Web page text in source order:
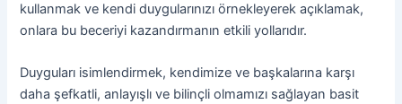
kullanmak ve kendi duygularınızı örnekleyerek açıklamak,
onlara bu beceriyi kazandırmanın etkili yollarıdır.
Duyguları isimlendirmek, kendimize ve başkalarına karşı
daha şefkatli, anlayışlı ve bilinçli olmamızı sağlayan basit